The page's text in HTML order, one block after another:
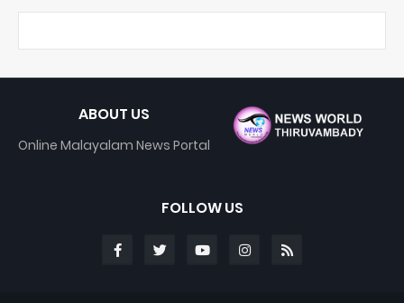
ABOUT US
Online Malayalam News Portal
FOLLOW US